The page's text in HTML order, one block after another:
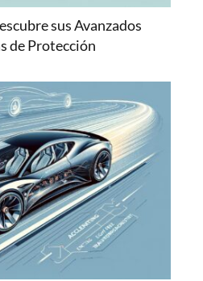
sus Avanzados
de Protección